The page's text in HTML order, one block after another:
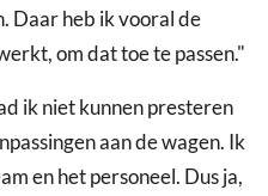
Daar heb ik vooral de
om dat toe te passen."
ik niet kunnen presteren
aan de wagen. Ik
en het personeel. Dus ja,